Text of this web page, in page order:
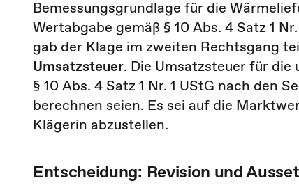
Bemessungsgrundlage für die
Wertabgabe gemäß § 10 Abs. 4 Satz 1
gab der Klage im zweiten Rechtsgang
Umsatzsteuer. Die Umsatzsteuer für
§ 10 Abs. 4 Satz 1 Nr. 1 UStG nach den
berechnen seien. Es sei auf die
Klägerin abzustellen.
Entscheidung: Revision und